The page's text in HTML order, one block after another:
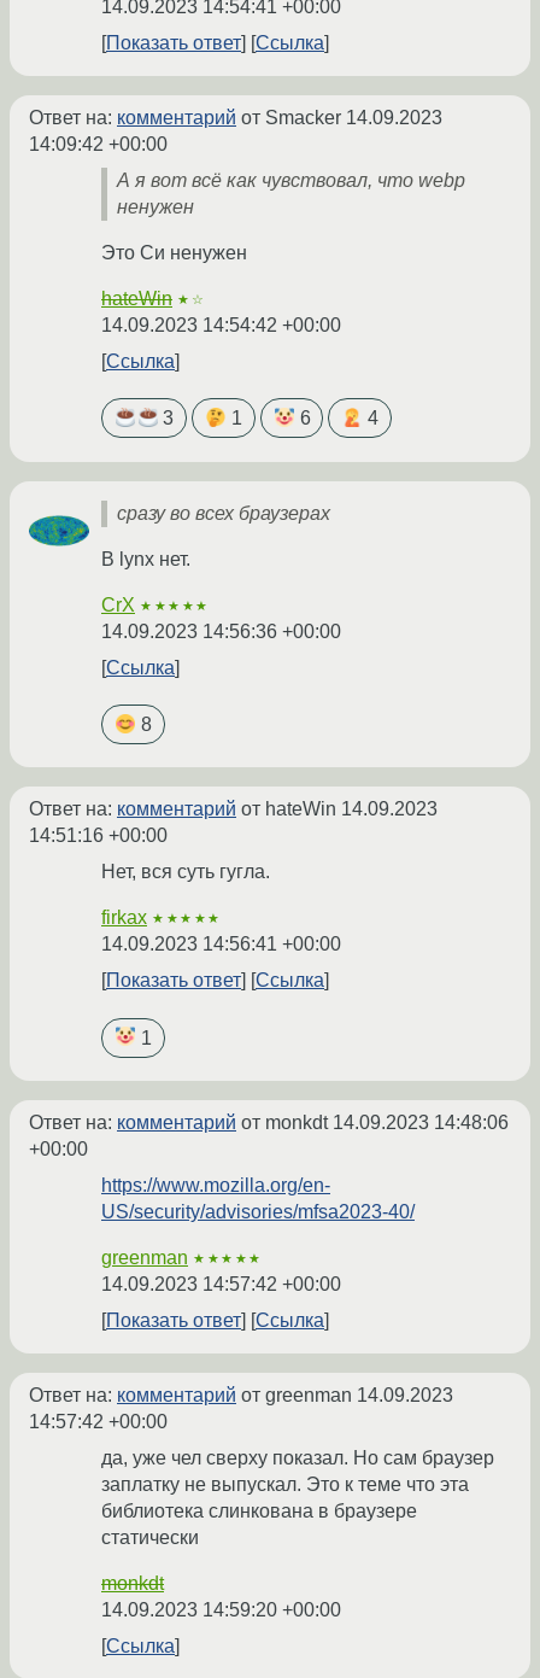
14.09.2023 14:54:41 +00:00
Показать ответ
Ссылка
Ответ на: комментарий от Smacker 14.09.2023
14:09:42 +00:00
А я вот всё как чувствовал, что webp
ненужен
Это Си ненужен
hateWin ★☆
14.09.2023 14:54:42 +00:00
Ссылка
3 1 6 4
сразу во всех браузерах
В lynx нет.
CrX ★★★★★
14.09.2023 14:56:36 +00:00
Ссылка
8
Ответ на: комментарий от hateWin 14.09.2023
14:51:16 +00:00
Нет, вся суть гугла.
firkax ★★★★★
14.09.2023 14:56:41 +00:00
Показать ответ
Ссылка
1
Ответ на: комментарий от monkdt 14.09.2023 14:48:06
+00:00
https://www.mozilla.org/en-
US/security/advisories/mfsa2023-40/
greenman ★★★★★
14.09.2023 14:57:42 +00:00
Показать ответ
Ссылка
Ответ на: комментарий от greenman 14.09.2023
14:57:42 +00:00
да, уже чел сверху показал. Но сам браузер
заплатку не выпускал. Это к теме что эта
библиотека слинкована в браузере
статически
monkdt
14.09.2023 14:59:20 +00:00
Ссылка